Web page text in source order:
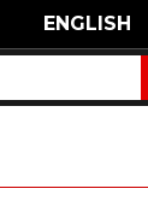
ENGLISH